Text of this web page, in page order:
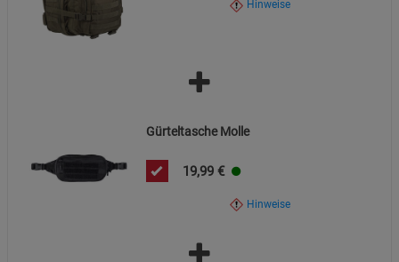
Informationen kontaktieren Sie den Händler.
Hinweise
Gürteltasche Molle
19,99 €
Hinweise